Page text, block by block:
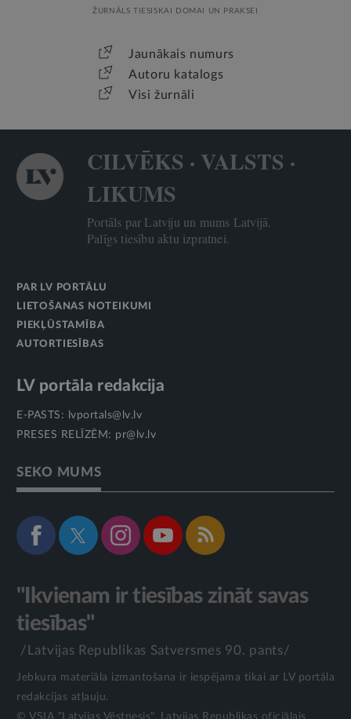
ŽURNĀLS TIESISKAI DOMAI UN PRAKSEI
Jaunākais numurs
Autoru katalogs
Visi žurnāli
CILVĒKS · VALSTS ·
LIKUMS
Portāls par Latviju un mums Latvijā.
Palīgs tiesību aktu izpratnei.
PAR LV PORTĀLU
LIETOŠANAS NOTEIKUMI
PIEKĻŪSTAMĪBA
AUTORTIESĪBAS
LV portāla redakcija
E-PASTS:
lvportals@lv.lv
PRESES RELĪZĒM: pr@lv.lv
SEKO MUMS
"Ikvienam ir tiesības zināt savas
tiesības"
/Latvijas Republikas Satversmes 90. pants/
Jebkura materiāla izmantošana ir iespējama tikai ar LV portāla
redakcijas atļauju.
© VSIA "Latvijas Vēstnesis", Latvijas Republikas oficiālais